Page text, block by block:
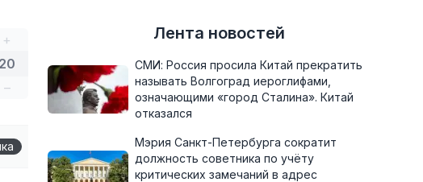
+
20
–
Лента новостей
СМИ: Россия просила Китай прекратить
называть Волгоград иероглифами,
означающими «город Сталина». Китай
отказался
Мэрия Санкт-Петербурга сократит
должность советника по учёту
критических замечаний в адрес